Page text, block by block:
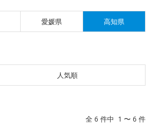
愛媛県 高知県
人気順
全 6 件中 1 〜 6 件